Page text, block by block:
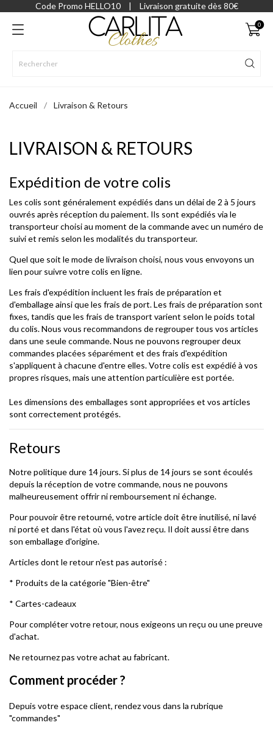
Code Promo HELLO10 | Livraison gratuite dès 80€
0
Accueil Livraison & Retours
LIVRAISON & RETOURS
Expédition de votre colis
Les colis sont généralement expédiés dans un délai de 2 à 5 jours
ouvrés après réception du paiement. Ils sont expédiés via le
transporteur choisi au moment de la commande avec un numéro de
suivi et remis selon les modalités du transporteur.
Quel que soit le mode de livraison choisi, nous vous envoyons un
lien pour suivre votre colis en ligne.
Les frais d'expédition incluent les frais de préparation et
d'emballage ainsi que les frais de port. Les frais de préparation sont
fixes, tandis que les frais de transport varient selon le poids total
du colis. Nous vous recommandons de regrouper tous vos articles
dans une seule commande. Nous ne pouvons regrouper deux
commandes placées séparément et des frais d'expédition
s'appliquent à chacune d'entre elles. Votre colis est expédié à vos
propres risques, mais une attention particulière est portée.
Les dimensions des emballages sont appropriées et vos articles
sont correctement protégés.
Retours
Notre politique dure 14 jours. Si plus de 14 jours se sont écoulés
depuis la réception de votre commande, nous ne pouvons
malheureusement offrir ni remboursement ni échange.
Pour pouvoir être retourné, votre article doit être inutilisé, ni lavé
ni porté et dans l'état où vous l'avez reçu. Il doit aussi être dans
son emballage d'origine.
Articles dont le retour n'est pas autorisé :
* Produits de la catégorie "Bien-être"
* Cartes-cadeaux
Pour compléter votre retour, nous exigeons un reçu ou une preuve
d'achat.
Ne retournez pas votre achat au fabricant.
Comment procéder ?
Depuis votre espace client, rendez vous dans la rubrique
"commandes"